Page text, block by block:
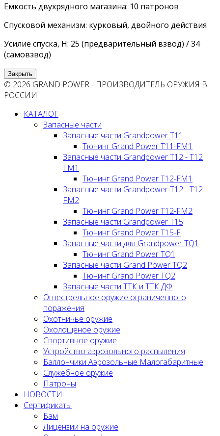
Емкость двухрядного магазина: 10 патронов
Спусковой механизм: курковый, двойного действия
Усилие спуска, Н: 25 (предварительный взвод) / 34
(самовзвод)
Закрыть
© 2026 GRAND POWER - ПРОИЗВОДИТЕЛЬ ОРУЖИЯ В
РОССИИ
КАТАЛОГ
Запасные части
Запасные части Grandpower T11
Тюнинг Grand Power T11-FM1
Запасные части Grandpower T12 - T12
FM1
Тюнинг Grand Power T12-FM1
Запасные части Grandpower T12 - T12
FM2
Тюнинг Grand Power T12-FM2
Запасные части Grandpower T15
Тюнинг Grand Power T15-F
Запасные части для Grandpower TQ1
Тюнинг Grand Power TQ1
Запасные части Grand Power TQ2
Тюнинг Grand Power TQ2
Запасные части ТТК и ТТК ДФ
Огнестрельное оружие ограниченного
поражения
Охотничье оружие
Охолощеное оружие
Спортивное оружие
Устройство аэрозольного распыления
Баллончики Аэрозольные Малогабаритные
Служебное оружие
Патроны
НОВОСТИ
Сертификаты
Бам
Лицензии на оружие